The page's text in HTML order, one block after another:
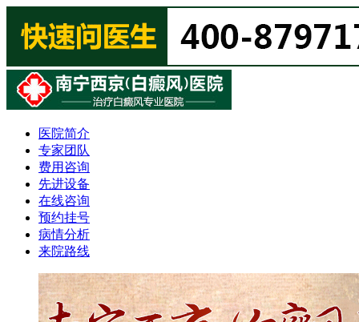
医院简介
专家团队
费用咨询
先进设备
在线咨询
预约挂号
病情分析
来院路线